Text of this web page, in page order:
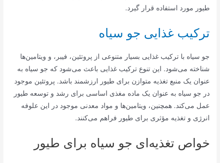
طیور مورد استفاده قرار گیرد.
ترکیب غذایی جو سیاه
جو سیاه با ترکیب غذایی بسیار متنوعی از پروتئین، فیبر، و ویتامین‌ها
شناخته می‌شود. این تنوع ترکیب غذایی باعث می‌شود که جو سیاه به
عنوان یک منبع تغذیه متوازن برای طیور ارزشمند باشد. پروتئین موجود
در جو سیاه به عنوان یک ماده مغذی اساسی برای رشد و توسعه طیور
عمل می‌کند. همچنین، ویتامین‌ها و مواد معدنی موجود در این علوفه
انرژی و تغذیه مؤثری برای طیور فراهم می‌کنند.
خواص تغذیه‌ای جو سیاه برای طیور